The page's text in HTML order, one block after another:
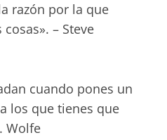
razón por la que
– Steve
cuando pones un
los que tienes que
Wolfe